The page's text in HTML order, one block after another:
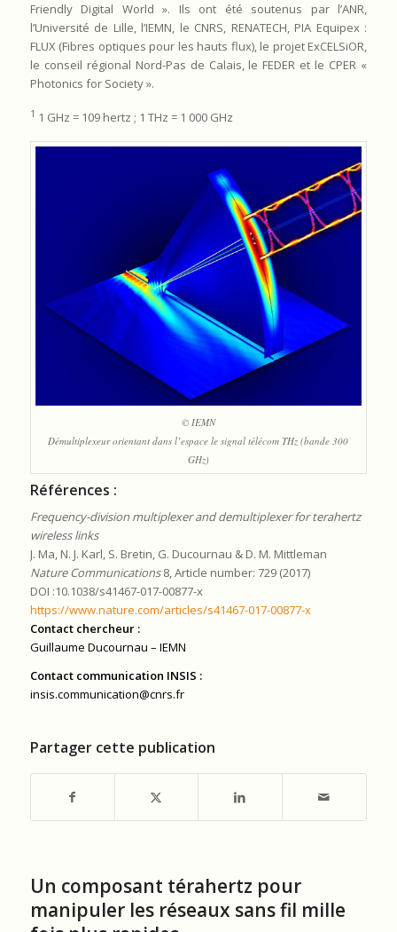
Friendly Digital World ». Ils ont été soutenus par l’ANR,
l’Université de Lille, l’IEMN, le CNRS, RENATECH, PIA Equipex :
FLUX (Fibres optiques pour les hauts flux), le projet ExCELSiOR,
le conseil régional Nord-Pas de Calais, le FEDER et le CPER «
Photonics for Society ».
1 1 GHz = 109 hertz ; 1 THz = 1 000 GHz
© IEMN
Démultiplexeur orientant dans l’espace le signal télécom THz (bande 300
GHz)
Références :
Frequency-division multiplexer and demultiplexer for terahertz
wireless links
J. Ma, N. J. Karl, S. Bretin, G. Ducournau & D. M. Mittleman
Nature Communications8, Article number: 729 (2017)
DOI :10.1038/s41467-017-00877-x
https://www.nature.com/articles/s41467-017-00877-x
Contact chercheur :
Guillaume Ducournau – IEMN
Contact communication INSIS :
insis.communication@cnrs.fr
Partager cette publication
Un composant térahertz pour
manipuler les réseaux sans fil mille